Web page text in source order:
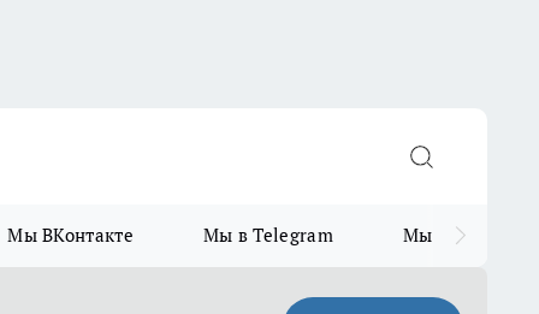
Мы ВКонтакте Мы в Telegram Мы в MAX